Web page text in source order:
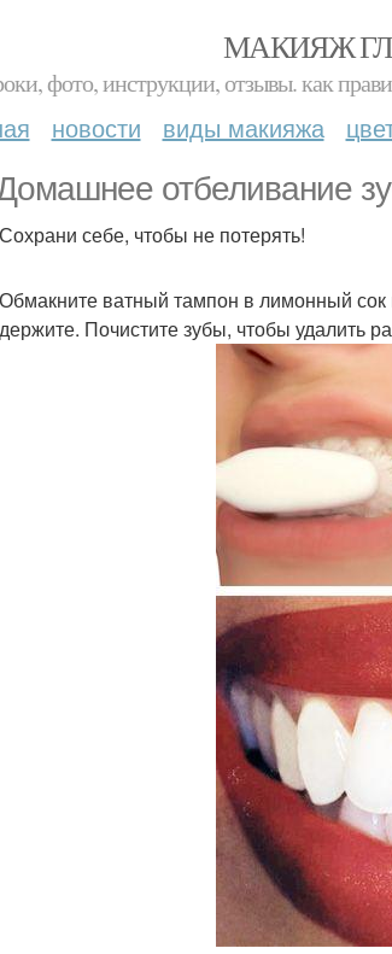
МАКИЯЖ
фото, инструкции, отзывы. как
новости виды макияжа
отбеливание
Сохрани себе, чтобы не потерять!
Обмакните ватный тампон в лимонный
держите. Почистите зубы, чтобы удалить